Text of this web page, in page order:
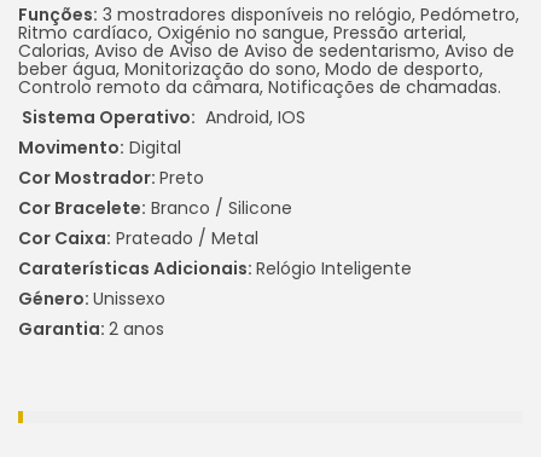
Funções: 3 mostradores disponíveis no relógio, Pedómetro,
Ritmo cardíaco, Oxigénio no sangue, Pressão arterial,
Calorias, Aviso de Aviso de Aviso de sedentarismo, Aviso de
beber água, Monitorização do sono, Modo de desporto,
Controlo remoto da câmara, Notificações de chamadas.
Sistema Operativo: Android, IOS
Movimento: Digital
Cor Mostrador: Preto
Cor Bracelete: Branco / Silicone
Cor Caixa: Prateado / Metal
Caraterísticas Adicionais: Relógio Inteligente
Género: Unissexo
Garantia: 2 anos